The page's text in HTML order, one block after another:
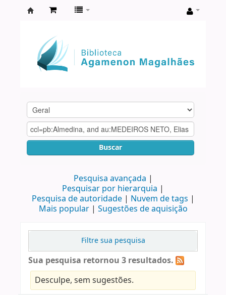
Agamenon
Magalhães
Buscar
Pesquisa avançada
Pesquisar por hierarquia
Pesquisa de autoridade
Nuvem de tags
Mais popular
Sugestões de aquisição
Filtre sua pesquisa
Sua pesquisa retornou 3 resultados.
Desculpe, sem sugestões.